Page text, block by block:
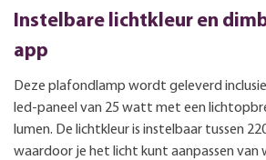
Instelbare lichtkleur en
app
Deze plafondlamp wordt geleverd
led-paneel van 25 watt met een
lumen. De lichtkleur is instelbaar tussen
waardoor je het licht kunt aanpassen van